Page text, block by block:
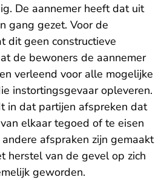
De aannemer heeft dat uit
gang gezet. Voor de
dit geen constructieve
de bewoners de aannemer
verleend voor alle mogelijke
instortingsgevaar opleveren.
in dat partijen afspreken dat
elkaar tegoed of te eisen
afspraken zijn gemaakt
herstel van de gevel op zich
geworden.